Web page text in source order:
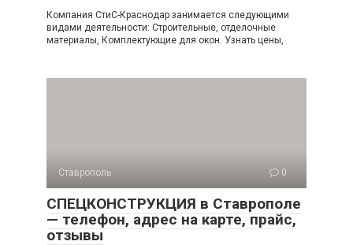
Компания СтиС-Краснодар занимается следующими
видами деятельности: Строительные, отделочные
материалы, Комплектующие для окон. Узнать цены,
Ставрополь 0
СПЕЦКОНСТРУКЦИЯ в Ставрополе
— телефон, адрес на карте, прайс,
отзывы